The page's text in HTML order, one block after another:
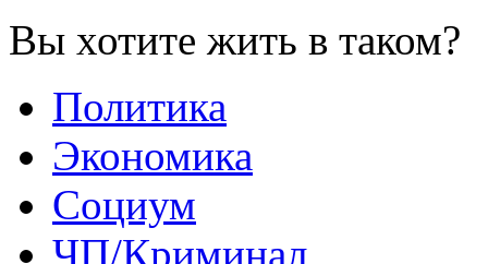
Вы хотите жить в таком?
Политика
Экономика
Социум
ЧП/Криминал